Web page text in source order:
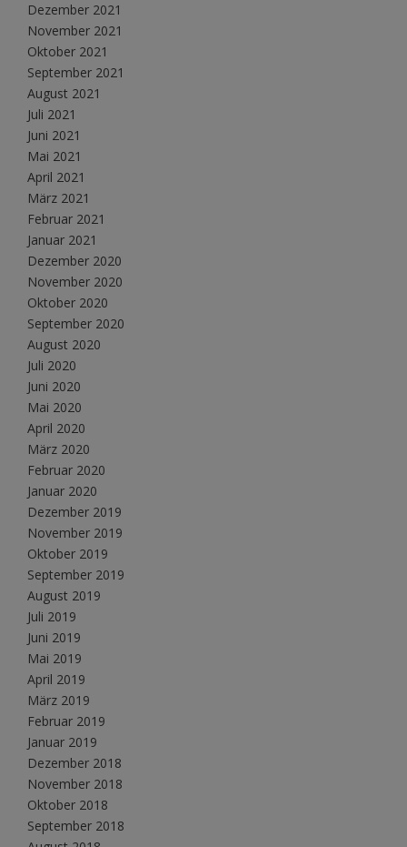
Dezember 2021
November 2021
Oktober 2021
September 2021
August 2021
Juli 2021
Juni 2021
Mai 2021
April 2021
März 2021
Februar 2021
Januar 2021
Dezember 2020
November 2020
Oktober 2020
September 2020
August 2020
Juli 2020
Juni 2020
Mai 2020
April 2020
März 2020
Februar 2020
Januar 2020
Dezember 2019
November 2019
Oktober 2019
September 2019
August 2019
Juli 2019
Juni 2019
Mai 2019
April 2019
März 2019
Februar 2019
Januar 2019
Dezember 2018
November 2018
Oktober 2018
September 2018